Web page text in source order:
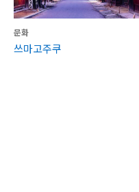
문화
쓰마고주쿠